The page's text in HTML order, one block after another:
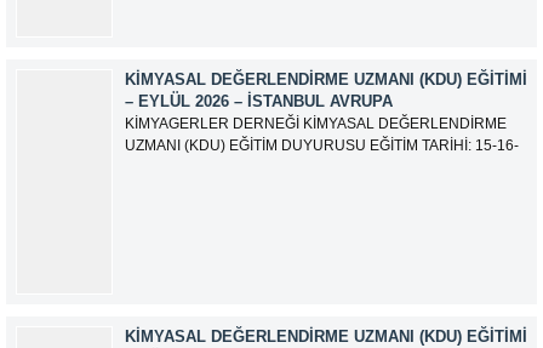
KIMYASAL DEĞERLENDIRME UZMANI (KDU) EĞITIMI
– EYLÜL 2026 – İSTANBUL AVRUPA
KİMYAGERLER DERNEĞİ KİMYASAL DEĞERLENDİRME
UZMANI (KDU) EĞİTİM DUYURUSU EĞİTİM TARİHİ: 15-16-
KIMYASAL DEĞERLENDIRME UZMANI (KDU) EĞITIMI